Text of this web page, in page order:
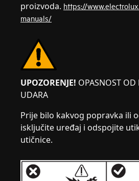
proizvoda. https://
manuals/
UPOZORENJE! OPASNOST OD
UDARA
Prije bilo kakvog popravka ili
isključite uređaj i odspojite
utičnice.